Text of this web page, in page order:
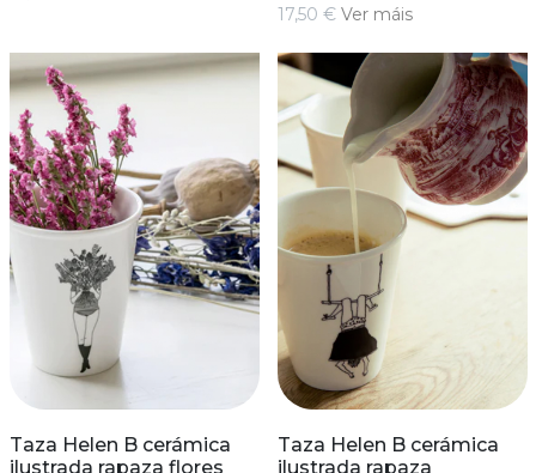
17,50 € Ver máis
Taza Helen B cerámica
ilustrada rapaza flores
Taza Helen B cerámica
ilustrada rapaza